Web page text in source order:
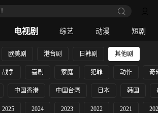
电视剧 综艺 动漫 短剧
欧美剧 港台剧 日韩剧 其他剧
战争 喜剧 家庭 犯罪 动作 奇
中国香港 中国台湾 日本 韩国
2025 2024 2023 2022 2021